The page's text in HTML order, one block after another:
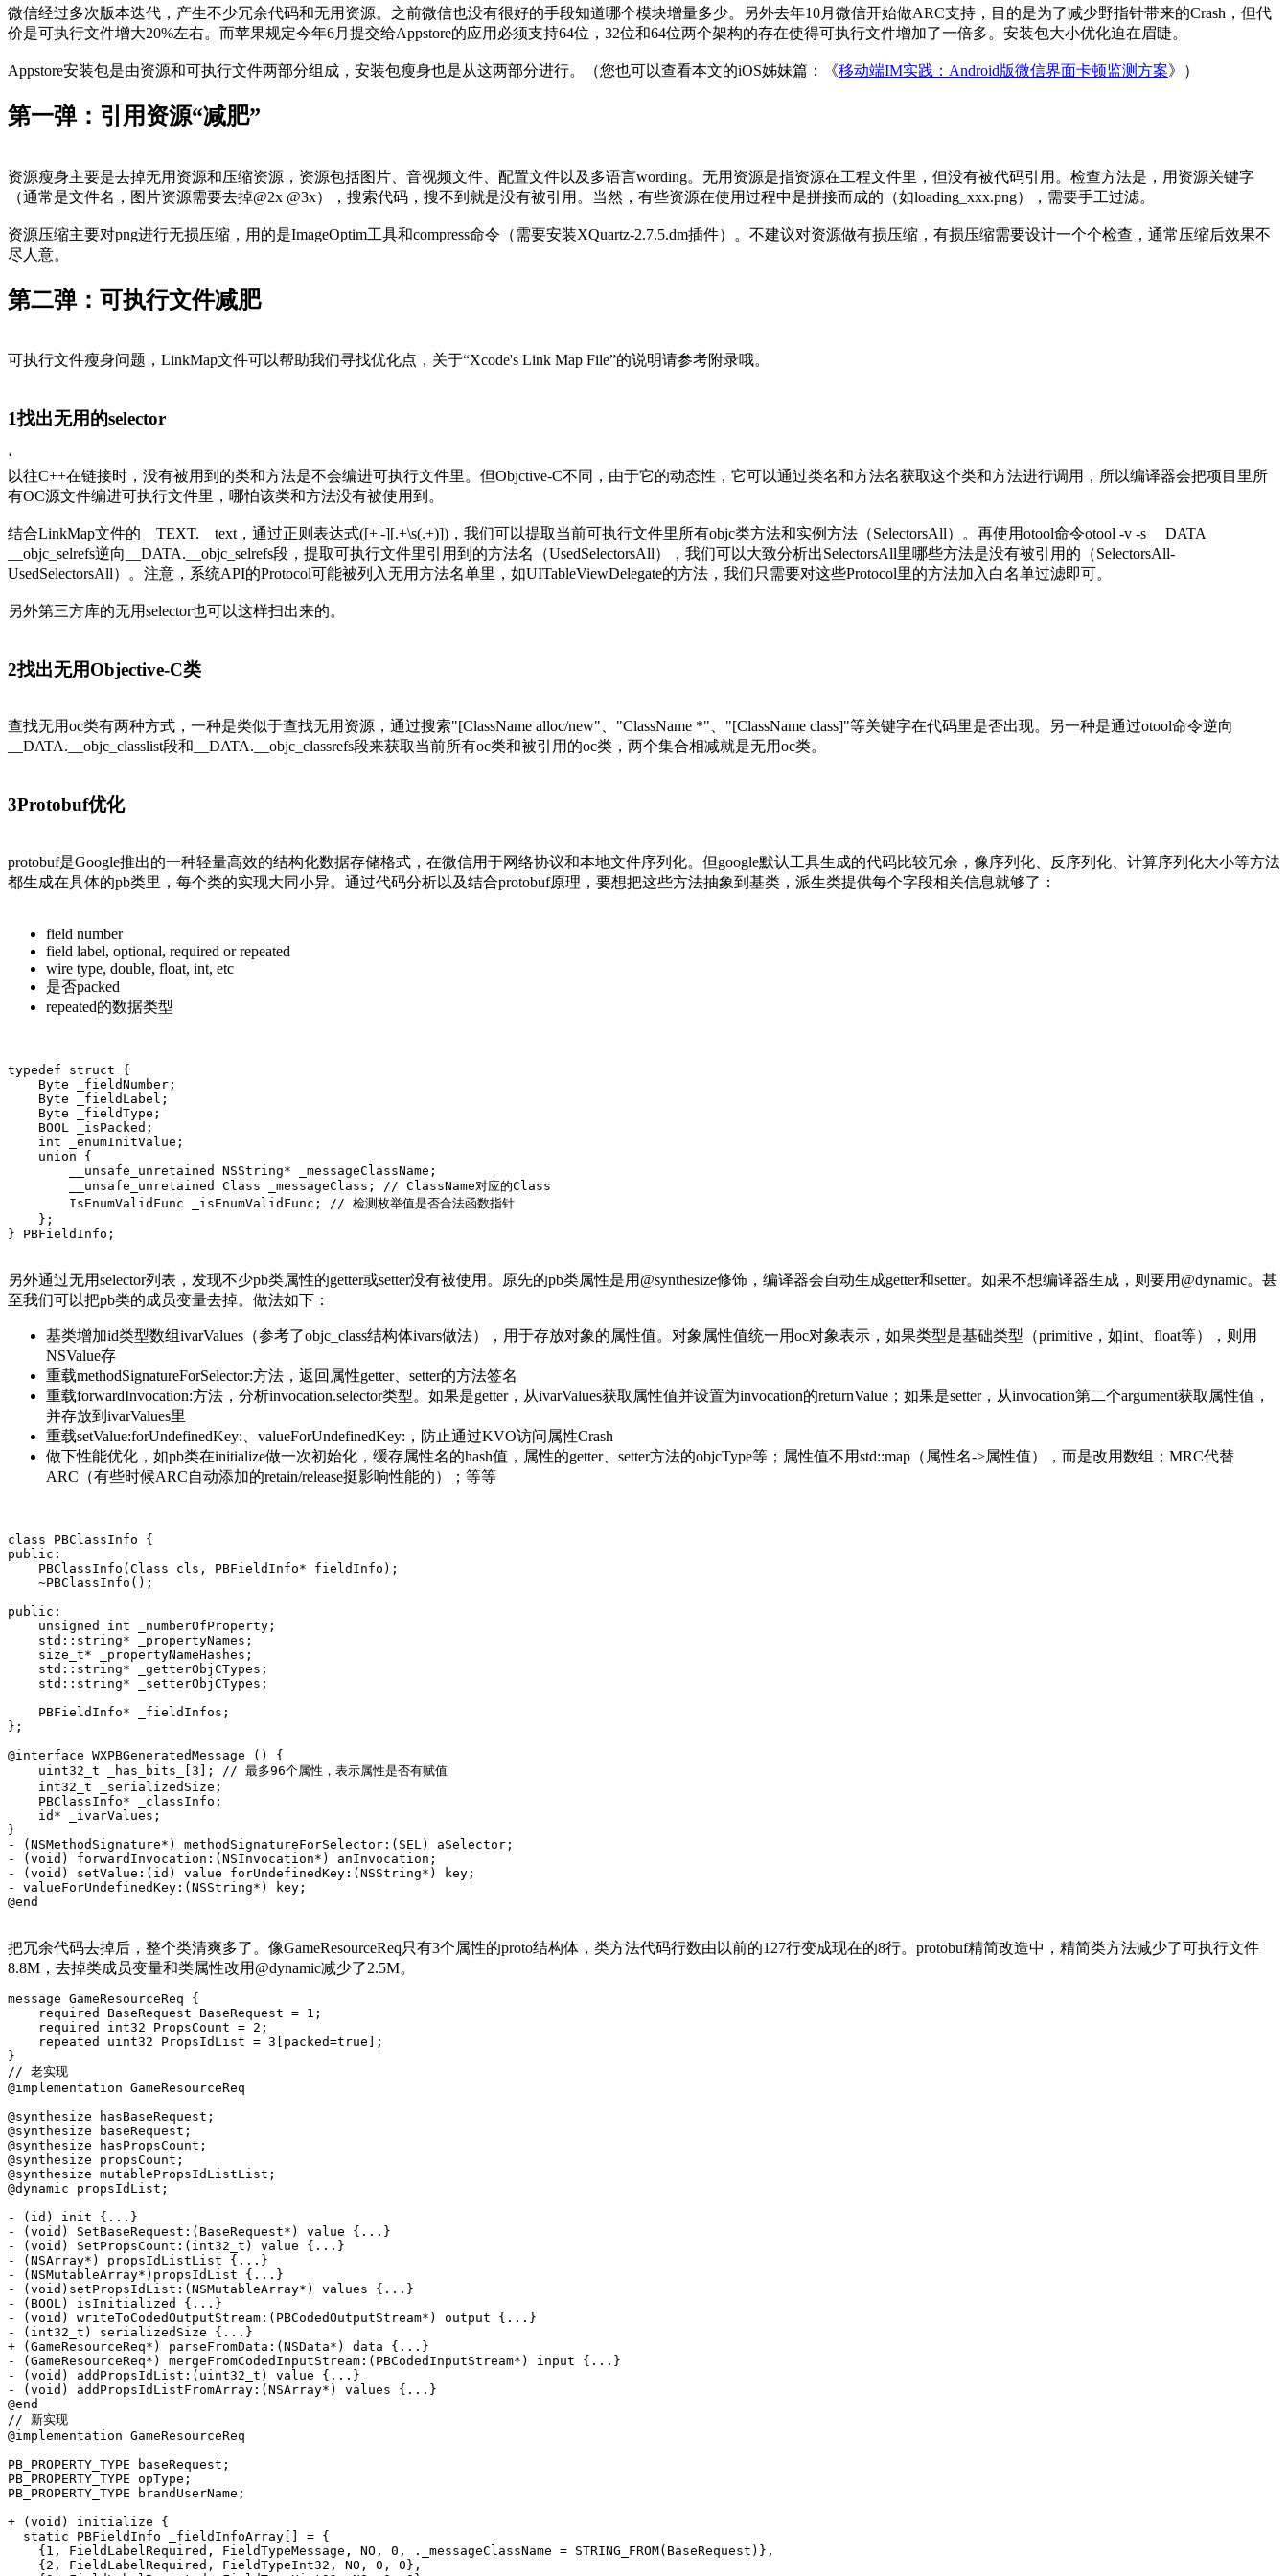
微信经过多次版本迭代，产生不少冗余代码和无用资源。之前微信也没有很好的手段知道哪个模块增量多少。另外去年10月微信开始做ARC支持，目的是为了减少野指针带来的Crash，但代
价是可执行文件增大20%左右。而苹果规定今年6月提交给Appstore的应用必须支持64位，32位和64位两个架构的存在使得可执行文件增加了一倍多。安装包大小优化迫在眉睫。
Appstore安装包是由资源和可执行文件两部分组成，安装包瘦身也是从这两部分进行。（您也可以查看本文的iOS姊妹篇：《移动端IM实践：Android版微信界面卡顿监测方案》）
第一弹：引用资源“减肥”
资源瘦身主要是去掉无用资源和压缩资源，资源包括图片、音视频文件、配置文件以及多语言wording。无用资源是指资源在工程文件里，但没有被代码引用。检查方法是，用资源关键字
（通常是文件名，图片资源需要去掉@2x @3x），搜索代码，搜不到就是没有被引用。当然，有些资源在使用过程中是拼接而成的（如loading_xxx.png），需要手工过滤。
资源压缩主要对png进行无损压缩，用的是ImageOptim工具和compress命令（需要安装XQuartz-2.7.5.dm插件）。不建议对资源做有损压缩，有损压缩需要设计一个个检查，通常压缩后效果不
尽人意。
第二弹：可执行文件减肥
可执行文件瘦身问题，LinkMap文件可以帮助我们寻找优化点，关于“Xcode's Link Map File”的说明请参考附录哦。
1找出无用的selector
‘
以往C++在链接时，没有被用到的类和方法是不会编进可执行文件里。但Objctive-C不同，由于它的动态性，它可以通过类名和方法名获取这个类和方法进行调用，所以编译器会把项目里所
有OC源文件编进可执行文件里，哪怕该类和方法没有被使用到。
结合LinkMap文件的__TEXT.__text，通过正则表达式([+|-][.+\s(.+)])，我们可以提取当前可执行文件里所有objc类方法和实例方法（SelectorsAll）。再使用otool命令otool -v -s __DATA
__objc_selrefs逆向__DATA.__objc_selrefs段，提取可执行文件里引用到的方法名（UsedSelectorsAll），我们可以大致分析出SelectorsAll里哪些方法是没有被引用的（SelectorsAll-
UsedSelectorsAll）。注意，系统API的Protocol可能被列入无用方法名单里，如UITableViewDelegate的方法，我们只需要对这些Protocol里的方法加入白名单过滤即可。
另外第三方库的无用selector也可以这样扫出来的。
2找出无用Objective-C类
查找无用oc类有两种方式，一种是类似于查找无用资源，通过搜索"[ClassName alloc/new"、"ClassName *"、"[ClassName class]"等关键字在代码里是否出现。另一种是通过otool命令逆向
__DATA.__objc_classlist段和__DATA.__objc_classrefs段来获取当前所有oc类和被引用的oc类，两个集合相减就是无用oc类。
3Protobuf优化
protobuf是Google推出的一种轻量高效的结构化数据存储格式，在微信用于网络协议和本地文件序列化。但google默认工具生成的代码比较冗余，像序列化、反序列化、计算序列化大小等方法
都生成在具体的pb类里，每个类的实现大同小异。通过代码分析以及结合protobuf原理，要想把这些方法抽象到基类，派生类提供每个字段相关信息就够了：
field number
field label, optional, required or repeated
wire type, double, float, int, etc
是否packed
repeated的数据类型
typedef struct {
    Byte _fieldNumber;
    Byte _fieldLabel;
    Byte _fieldType;
    BOOL _isPacked;
    int _enumInitValue;
    union {
        __unsafe_unretained NSString* _messageClassName;
        __unsafe_unretained Class _messageClass; // ClassName对应的Class
        IsEnumValidFunc _isEnumValidFunc; // 检测枚举值是否合法函数指针
    };
} PBFieldInfo;
另外通过无用selector列表，发现不少pb类属性的getter或setter没有被使用。原先的pb类属性是用@synthesize修饰，编译器会自动生成getter和setter。如果不想编译器生成，则要用@dynamic。甚
至我们可以把pb类的成员变量去掉。做法如下：
基类增加id类型数组ivarValues（参考了objc_class结构体ivars做法），用于存放对象的属性值。对象属性值统一用oc对象表示，如果类型是基础类型（primitive，如int、float等），则用
NSValue存
重载methodSignatureForSelector:方法，返回属性getter、setter的方法签名
重载forwardInvocation:方法，分析invocation.selector类型。如果是getter，从ivarValues获取属性值并设置为invocation的returnValue；如果是setter，从invocation第二个argument获取属性值，
并存放到ivarValues里
重载setValue:forUndefinedKey:、valueForUndefinedKey:，防止通过KVO访问属性Crash
做下性能优化，如pb类在initialize做一次初始化，缓存属性名的hash值，属性的getter、setter方法的objcType等；属性值不用std::map（属性名->属性值），而是改用数组；MRC代替
ARC（有些时候ARC自动添加的retain/release挺影响性能的）；等等
class PBClassInfo {
public:
    PBClassInfo(Class cls, PBFieldInfo* fieldInfo);
    ~PBClassInfo();
public:
    unsigned int _numberOfProperty;
    std::string* _propertyNames;
    size_t* _propertyNameHashes;
    std::string* _getterObjCTypes;
    std::string* _setterObjCTypes;
    PBFieldInfo* _fieldInfos;
};
@interface WXPBGeneratedMessage () {
    uint32_t _has_bits_[3]; // 最多96个属性，表示属性是否有赋值
    int32_t _serializedSize;
    PBClassInfo* _classInfo;
    id* _ivarValues;
}
- (NSMethodSignature*) methodSignatureForSelector:(SEL) aSelector;
- (void) forwardInvocation:(NSInvocation*) anInvocation;
- (void) setValue:(id) value forUndefinedKey:(NSString*) key;
- valueForUndefinedKey:(NSString*) key;
@end
把冗余代码去掉后，整个类清爽多了。像GameResourceReq只有3个属性的proto结构体，类方法代码行数由以前的127行变成现在的8行。protobuf精简改造中，精简类方法减少了可执行文件
8.8M，去掉类成员变量和类属性改用@dynamic减少了2.5M。
message GameResourceReq {
    required BaseRequest BaseRequest = 1;
    required int32 PropsCount = 2;
    repeated uint32 PropsIdList = 3[packed=true];
}
// 老实现
@implementation GameResourceReq
@synthesize hasBaseRequest;
@synthesize baseRequest;
@synthesize hasPropsCount;
@synthesize propsCount;
@synthesize mutablePropsIdListList;
@dynamic propsIdList;
- (id) init {...}
- (void) SetBaseRequest:(BaseRequest*) value {...}
- (void) SetPropsCount:(int32_t) value {...}
- (NSArray*) propsIdListList {...}
- (NSMutableArray*)propsIdList {...}
- (void)setPropsIdList:(NSMutableArray*) values {...}
- (BOOL) isInitialized {...}
- (void) writeToCodedOutputStream:(PBCodedOutputStream*) output {...}
- (int32_t) serializedSize {...}
+ (GameResourceReq*) parseFromData:(NSData*) data {...}
- (GameResourceReq*) mergeFromCodedInputStream:(PBCodedInputStream*) input {...}
- (void) addPropsIdList:(uint32_t) value {...}
- (void) addPropsIdListFromArray:(NSArray*) values {...}
@end
// 新实现
@implementation GameResourceReq
PB_PROPERTY_TYPE baseRequest;
PB_PROPERTY_TYPE opType;
PB_PROPERTY_TYPE brandUserName;
+ (void) initialize {
  static PBFieldInfo _fieldInfoArray[] = {
    {1, FieldLabelRequired, FieldTypeMessage, NO, 0, ._messageClassName = STRING_FROM(BaseRequest)},
    {2, FieldLabelRequired, FieldTypeInt32, NO, 0, 0},